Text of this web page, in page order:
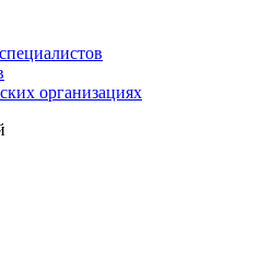
организациях